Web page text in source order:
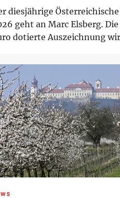
diesjährige
geht an Marc Elsberg.
dotierte Auszeichnung